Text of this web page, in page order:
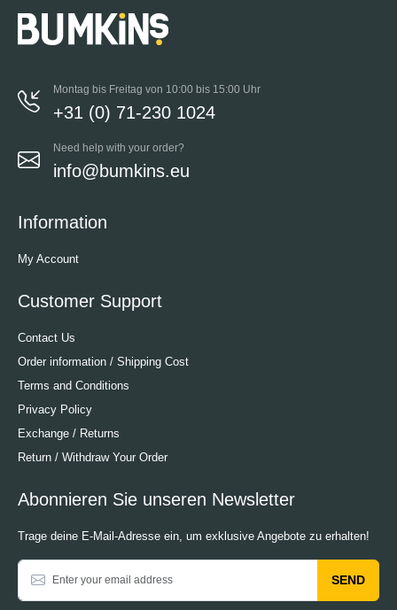
Montag bis Freitag von 10:00 bis 15:00 Uhr
+31 (0) 71-230 1024
Need help with your order?
info@bumkins.eu
Information
My Account
Customer Support
Contact Us
Order information / Shipping Cost
Terms and Conditions
Privacy Policy
Exchange / Returns
Return / Withdraw Your Order
Abonnieren Sie unseren Newsletter
Trage deine E-Mail-Adresse ein, um exklusive Angebote zu erhalten!
SEND